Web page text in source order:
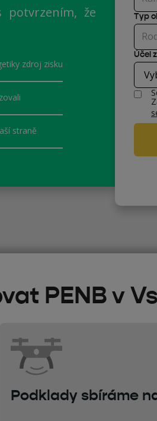
potvrzením, že
zdroj zisku
straně
Typ
Účel
PENB v
Podklady sbíráme